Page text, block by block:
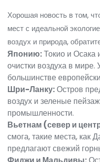
Хорошая новость в том,
мест с идеальной
воздух и природа,
Японию:Токио и Осака
очистки воздуха в
большинстве
Шри-Ланку:Остров
воздух и зеленые
промышленности.
Вьетнам (север и
смога, такие места, как
предлагают свежий